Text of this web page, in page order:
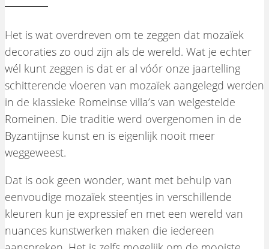
Het is wat overdreven om te zeggen dat mozaïek
decoraties zo oud zijn als de wereld. Wat je echter
wél kunt zeggen is dat er al vóór onze jaartelling
schitterende vloeren van mozaïek aangelegd werden
in de klassieke Romeinse villa’s van welgestelde
Romeinen. Die traditie werd overgenomen in de
Byzantijnse kunst en is eigenlijk nooit meer
weggeweest.
Dat is ook geen wonder, want met behulp van
eenvoudige mozaïek steentjes in verschillende
kleuren kun je expressief en met een wereld van
nuances kunstwerken maken die iedereen